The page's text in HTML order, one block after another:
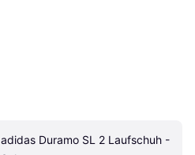
adidas Duramo SL 2 Laufschuh -